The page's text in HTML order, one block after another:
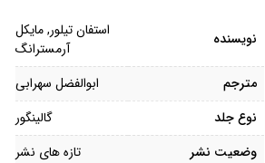
نویسنده
استفان تیلور, مایکل
آرمسترانگ
مترجم
ابوالفضل سهرابی
نوع جلد
گالینگور
وضعیت نشر
تازه های نشر